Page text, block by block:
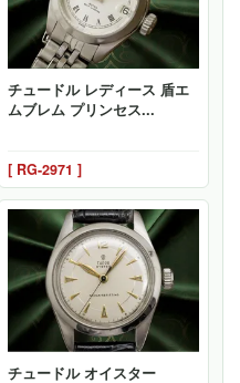
チュードル レディース 盾エ
ムブレム プリンセス...
[ RG-2971 ]
チュードル オイスター